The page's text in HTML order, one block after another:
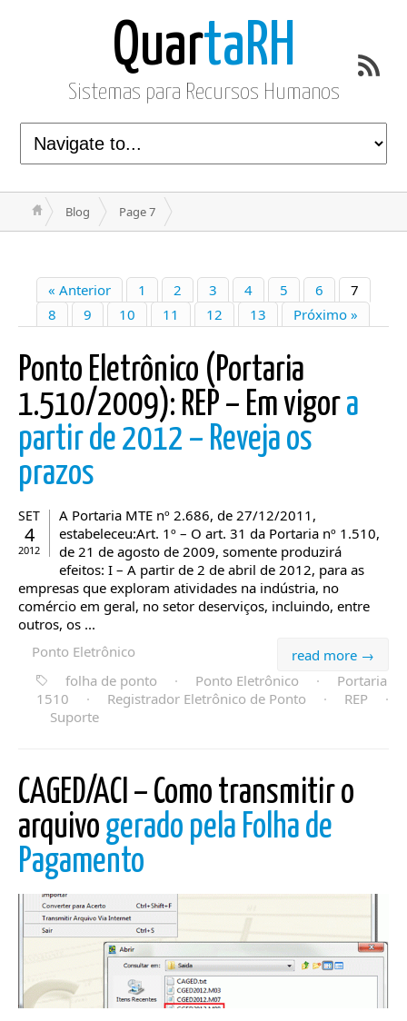
QuartaRH
Sistemas para Recursos Humanos
Blog Page 7
« Anterior 1 2 3 4 5 6
7
8
9 10 11 12 13 Próximo »
Ponto Eletrônico (Portaria
1.510/2009): REP – Em vigora
partir de 2012 – Reveja os
prazos
SET
4
2012
A Portaria MTE nº 2.686, de 27/12/2011,
estabeleceu:Art. 1º – O art. 31 da Portaria nº 1.510,
de 21 de agosto de 2009, somente produzirá
efeitos: I – A partir de 2 de abril de 2012, para as
empresas que exploram atividades na indústria, no
comércio em geral, no setor deserviços, incluindo, entre
outros, os ...
read more →
Ponto Eletrônico
folha de ponto
· Ponto Eletrônico ·
Portaria
1510
· Registrador Eletrônico de Ponto · REP
·
Suporte
CAGED/ACI – Como transmitir o
arquivo gerado pela Folha de
Pagamento